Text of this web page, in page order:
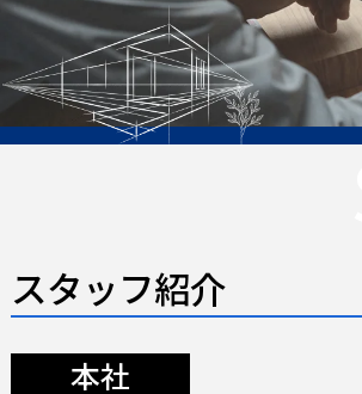
スタッフ紹介
本社